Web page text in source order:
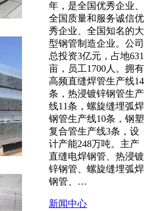
年，是全国优秀企业、
全国质量和服务诚信优
秀企业、全国知名的大
型钢管制造企业。公司
总投资3亿元，占地631
亩，员工1700人。拥有
高频直缝焊管生产线14
条，热浸镀锌钢管生产
线11条，螺旋缝埋弧焊
钢管生产线10条，钢塑
复合管生产线3条，设
计产能248万吨。主产
直缝电焊钢管、热浸镀
锌钢管、螺旋缝埋弧焊
钢管、…
新闻中心